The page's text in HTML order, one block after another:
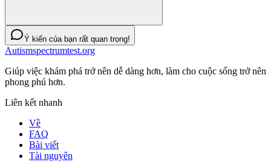
Ý kiến của bạn rất quan trọng!
Autismspectrumtest.org
Giúp việc khám phá trở nên dễ dàng hơn, làm cho cuộc sống trở nên
phong phú hơn.
Liên kết nhanh
Về
FAQ
Bài viết
Tài nguyên